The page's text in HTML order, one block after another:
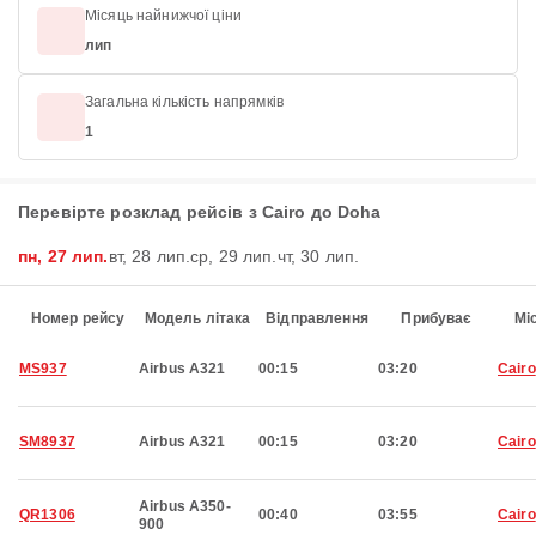
Місяць найнижчої ціни
лип
Загальна кількість напрямків
1
Перевірте розклад рейсів з Cairo до Doha
пн, 27 лип.вт, 28 лип.ср, 29 лип. чт, 30 лип.
Номер рейсу Модель літака Відправлення Прибуває
MS937 Airbus A321 00:15 03:20 Cairo
SM8937 Airbus A321 00:15 03:20 Cairo
QR1306
Airbus A350-
900
00:40 03:55 Cairo